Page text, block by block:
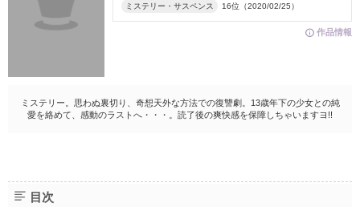
作品情報
ミステリー・サスペンス 16位（2020/02/25）
ミステリー。思わぬ裏切り、奇想天外な方法での復讐劇。13歳年下の少女との純
愛を絡めて、感動のラストへ・・・。読了後の爽快感を保障しちゃいますヨ!!
目次